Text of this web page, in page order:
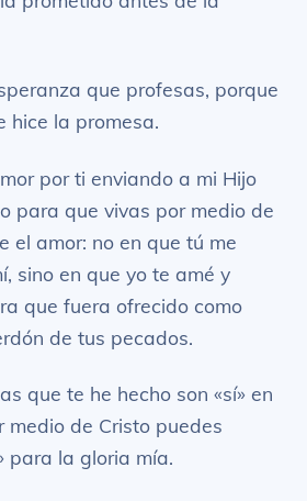
que profesas, porque
hice la promesa.
por ti enviando a mi Hijo
para que vivas por medio de
el amor: no en que tú me
sino en que yo te amé y
que fuera ofrecido como
de tus pecados.
que te he hecho son «sí» en
medio de Cristo puedes
para la gloria mía.